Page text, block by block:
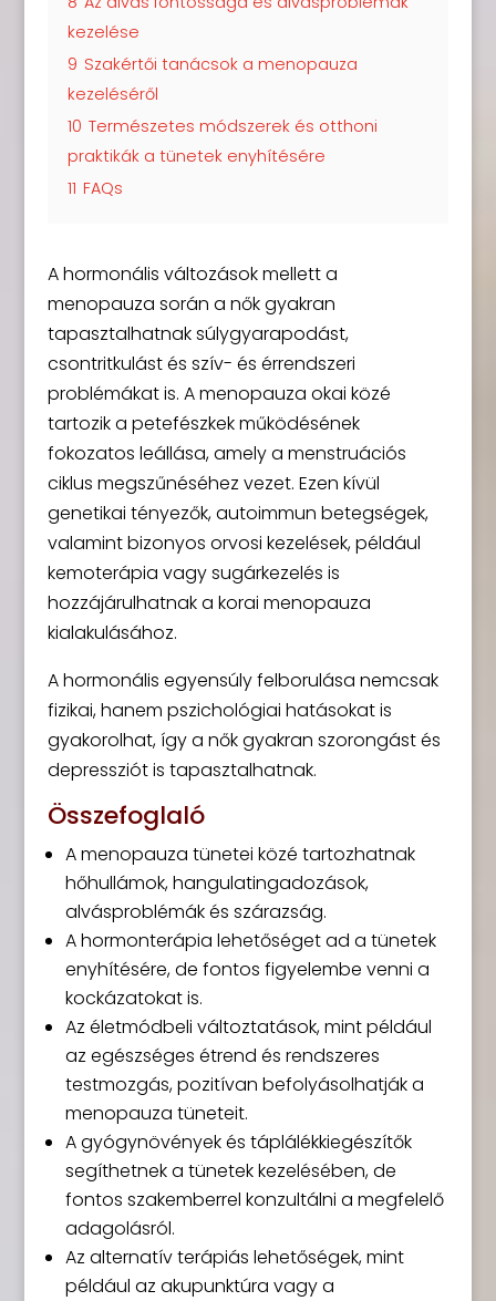
kezelése
9 Szakértői tanácsok a menopauza
kezeléséről
10 Természetes módszerek és otthoni
praktikák a tünetek enyhítésére
11 FAQs
A hormonális változások mellett a
menopauza során a nők gyakran
tapasztalhatnak súlygyarapodást,
csontritkulást és szív- és érrendszeri
problémákat is. A menopauza okai közé
tartozik a petefészkek működésének
fokozatos leállása, amely a menstruációs
ciklus megszűnéséhez vezet. Ezen kívül
genetikai tényezők, autoimmun betegségek,
valamint bizonyos orvosi kezelések, például
kemoterápia vagy sugárkezelés is
hozzájárulhatnak a korai menopauza
kialakulásához.
A hormonális egyensúly felborulása nemcsak
fizikai, hanem pszichológiai hatásokat is
gyakorolhat, így a nők gyakran szorongást és
depressziót is tapasztalhatnak.
Összefoglaló
A menopauza tünetei közé tartozhatnak
hőhullámok, hangulatingadozások,
alvásproblémák és szárazság.
A hormonterápia lehetőséget ad a tünetek
enyhítésére, de fontos figyelembe venni a
kockázatokat is.
Az életmódbeli változtatások, mint például
az egészséges étrend és rendszeres
testmozgás, pozitívan befolyásolhatják a
menopauza tüneteit.
A gyógynövények és táplálékkiegészítők
segíthetnek a tünetek kezelésében, de
fontos szakemberrel konzultálni a megfelelő
adagolásról.
Az alternatív terápiás lehetőségek, mint
például az akupunktúra vagy a